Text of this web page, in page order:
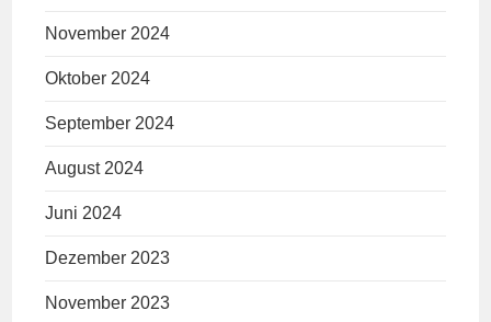
November 2024
Oktober 2024
September 2024
August 2024
Juni 2024
Dezember 2023
November 2023